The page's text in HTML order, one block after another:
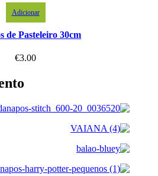
Adicionar
de Pasteleiro 30cm
€3.00